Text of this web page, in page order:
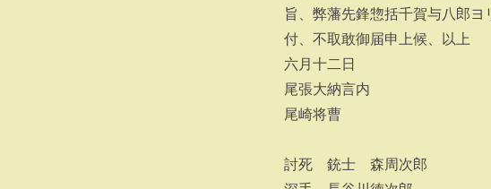
旨、弊藩先鋒惣括千賀与八郎
付、不取敢御届申上候、以上
六月十二日
尾張大納言内
尾崎将曹
討死 銃士 森周次郎